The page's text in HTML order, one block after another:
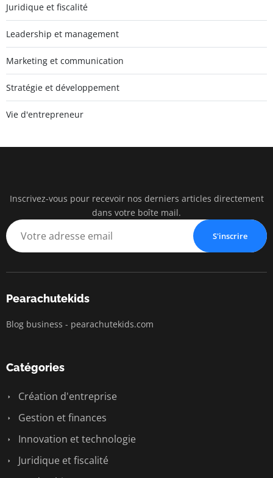
Juridique et fiscalité
Leadership et management
Marketing et communication
Stratégie et développement
Vie d'entrepreneur
Business
Inscrivez-vous pour recevoir nos derniers articles directement
dans votre boîte mail.
S'inscrire
Pearachutekids
Blog business - pearachutekids.com
Catégories
Création d'entreprise
Gestion et finances
Innovation et technologie
Juridique et fiscalité